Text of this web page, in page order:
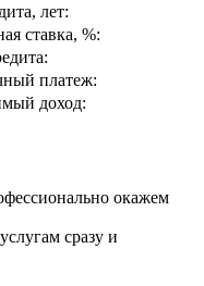
лет:
ставка, %:
платеж:
доход:
окажем
сразу и